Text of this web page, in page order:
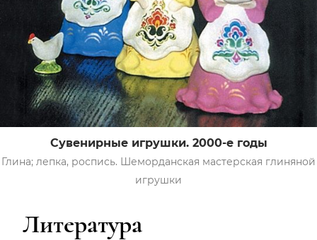
Сувенирные игрушки. 2000-е годы
Глина; лепка, роспись. Шеморданская мастерская глиняной
игрушки
Литература